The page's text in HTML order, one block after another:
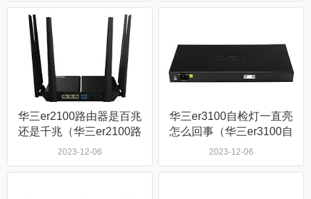
华三er2100路由器是百兆
还是千兆（华三er2100路
由器是多少兆）
2023-12-06
华三er3100自检灯一直亮
怎么回事（华三er3100自
检灯一直亮什么原因）
2023-12-06